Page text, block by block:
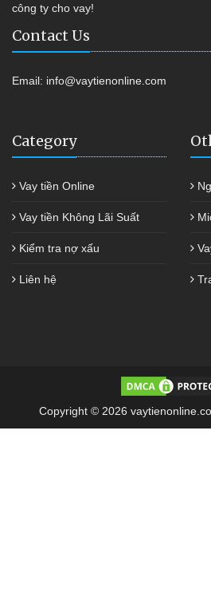
công ty cho vay!
Contact Us
Email: info@vaytienonline.com
Category
Vay tiền Online
Vay tiền Không Lãi Suất
Kiểm tra nợ xấu
Liên hệ
Copyright © 2026